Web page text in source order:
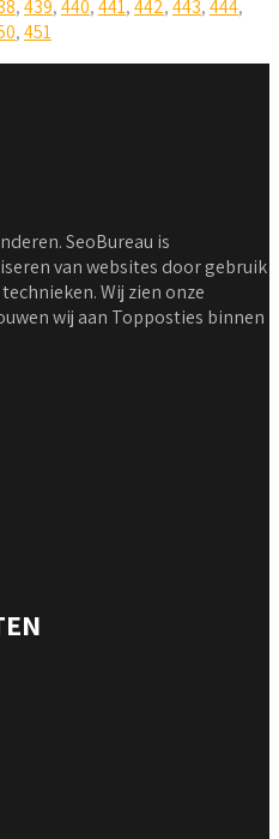
,439,440,441,442,443,444,
,451
SeoBureau is
van websites door gebruik
Wij zien onze
wij aan Topposties binnen